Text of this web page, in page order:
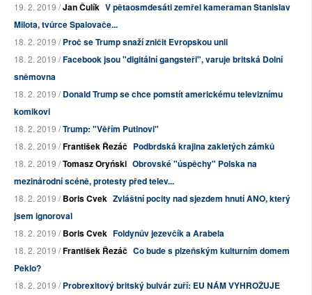
19. 2. 2019 /Jan Čulík V pětaosmdesáti zemřel kameraman Stanislav
Milota, tvůrce Spalovače...
18. 2. 2019 /Proč se Trump snaží zničit Evropskou unii
18. 2. 2019 /Facebook jsou "digitální gangsteři", varuje britská Dolní
sněmovna
18. 2. 2019 /Donald Trump se chce pomstít americkému televiznímu
komikovi
18. 2. 2019 /Trump: "Věřím Putinovi"
18. 2. 2019 /František Řezáč Podbrdská krajina zakletých zámků
18. 2. 2019 /Tomasz Oryński Obrovské "úspěchy" Polska na
mezinárodní scéně, protesty před telev...
18. 2. 2019 /Boris Cvek Zvláštní pocity nad sjezdem hnutí ANO, který
jsem ignoroval
18. 2. 2019 /Boris Cvek Foldynův jezevčík a Arabela
18. 2. 2019 /František Řezáč Co bude s plzeňským kulturním domem
Peklo?
18. 2. 2019 /Probrexitový britský bulvár zuří: EU NÁM VYHROŽUJE